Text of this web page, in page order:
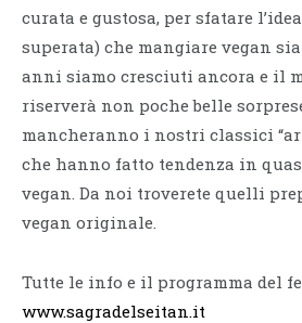
curata e gustosa, per sfatare l’idea
superata) che mangiare vegan
anni siamo cresciuti ancora e il
riserverà non poche belle
mancheranno i nostri classici “
che hanno fatto tendenza in
vegan. Da noi troverete quelli
vegan originale.
Tutte le info e il programma del
www.sagradelseitan.it